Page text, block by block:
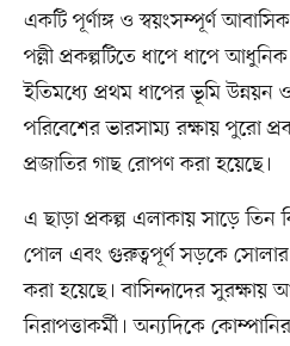
একটি পূর্ণাঙ্গ ও স্বয়ংসম্পূর্ণ
পল্লী প্রকল্পটিতে ধাপে ধাপে
ইতিমধ্যে প্রথম ধাপের ভূমি
পরিবেশের ভারসাম্য রক্ষায় পুরো
প্রজাতির গাছ রোপণ করা হয়েছে।
এ ছাড়া প্রকল্প এলাকায় সাড়ে তিন
পোল এবং গুরুত্বপূর্ণ সড়কে সোলার
করা হয়েছে। বাসিন্দাদের সুরক্ষায়
নিরাপত্তাকর্মী। অন্যদিকে